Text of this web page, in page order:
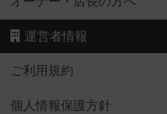
運営者情報
ご利用規約
個人情報保護方針